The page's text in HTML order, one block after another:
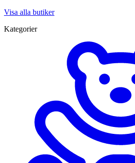
Visa alla butiker
Kategorier